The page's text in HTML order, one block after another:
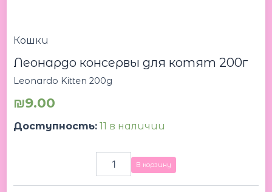
Кошки
Леонардо консервы для котят 200г
Leonardo Kitten 200g
₪9.00
Доступность: 11 в наличии
В корзину